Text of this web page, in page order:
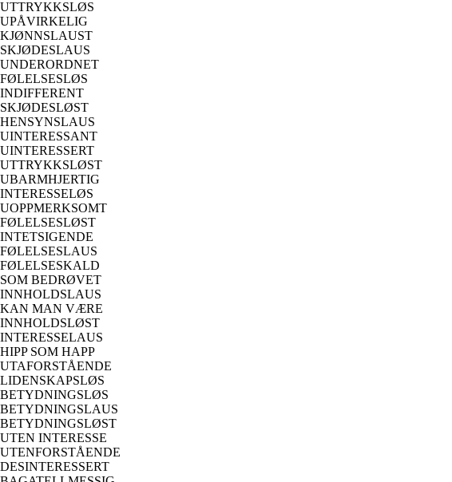
UTTRYKKSLØS
UPÅVIRKELIG
KJØNNSLAUST
SKJØDESLAUS
UNDERORDNET
FØLELSESLØS
INDIFFERENT
SKJØDESLØST
HENSYNSLAUS
UINTERESSANT
UINTERESSERT
UTTRYKKSLØST
UBARMHJERTIG
INTERESSELØS
UOPPMERKSOMT
FØLELSESLØST
INTETSIGENDE
FØLELSESLAUS
FØLELSESKALD
SOM BEDRØVET
INNHOLDSLAUS
KAN MAN VÆRE
INNHOLDSLØST
INTERESSELAUS
HIPP SOM HAPP
UTAFORSTÅENDE
LIDENSKAPSLØS
BETYDNINGSLØS
BETYDNINGSLAUS
BETYDNINGSLØST
UTEN INTERESSE
UTENFORSTÅENDE
DESINTERESSERT